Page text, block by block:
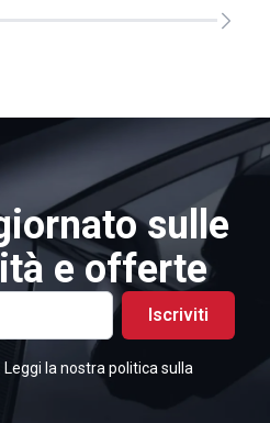
sulle
e offerte
Iscriviti
la nostra politica sulla